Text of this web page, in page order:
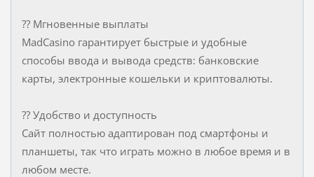
?? Мгновенные выплаты
MadCasino гарантирует быстрые и удобные
способы ввода и вывода средств: банковские
карты, электронные кошельки и криптовалюты.
?? Удобство и доступность
Сайт полностью адаптирован под смартфоны и
планшеты, так что играть можно в любое время и в
любом месте.